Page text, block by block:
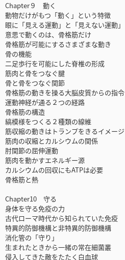
Chapter９ 動く
動物だけがもつ「動く」という特徴
眼に「見える運動」と「見えない運動」
意思で動くのは、骨格筋だけ
骨格筋が可能にするさまざまな動き
骨の機能
二足歩行を可能にした脊椎の形成
筋肉と骨をつなぐ腱
骨と骨をつなぐ関節
骨格筋の動きを操る大脳皮質からの指令
運動神経が通る２つの経路
骨格筋の構造
縞模様をつくる２種類の線維
筋収縮の動きはトランプをきるイメージ
筋肉の収縮とカルシウムの関係
肘関節の屈伸運動
筋肉を動かすエネルギー源
カルシウムの回収にもATPは必要
骨格筋と熱
Chapter10 守る
身体を守る免疫の力
古代ローマ時代から知られていた免疫
特異的防御機構と非特異的防御機構
消化管の「守り」
生まれたときから一緒の常在細菌叢
侵入してきた敵をたたく白血球